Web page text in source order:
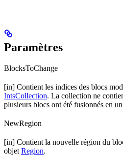
Paramètres
BlocksToChange
[in] Contient les indices des blocs
IntsCollection. La collection ne
plusieurs blocs ont été fusionnés en
NewRegion
[in] Contient la nouvelle région du
objet Region.